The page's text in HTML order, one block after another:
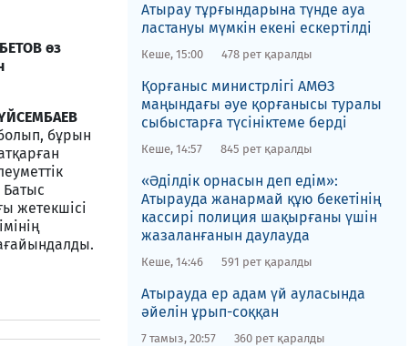
өз
бұрын
Батыс
жетекшісі
Атырау тұрғындарына түнде ауа
ластануы мүмкін екені ескертілді
Кеше, 15:00 478 рет қаралды
Қорғаныс министрлігі АМӨЗ
маңындағы әуе қорғанысы туралы
сыбыстарға түсініктеме берді
Кеше, 14:57 845 рет қаралды
«Әділдік орнасын деп едім»:
Атырауда жанармай құю бекетінің
кассирі полиция шақырғаны үшін
жазаланғанын даулауда
Кеше, 14:46 591 рет қаралды
Атырауда ер адам үй ауласында
әйелін ұрып-соққан
7 тамыз, 20:57 360 рет қаралды